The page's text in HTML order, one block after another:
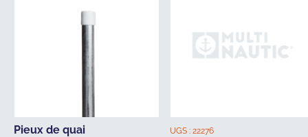
Pieux de quai
UGS : 22276